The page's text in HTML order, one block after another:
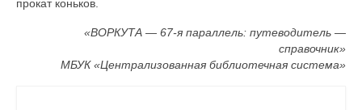
прокат коньков.
«ВОРКУТА — 67-я параллель: путеводитель —
справочник»
МБУК «Централизованная библиотечная система»